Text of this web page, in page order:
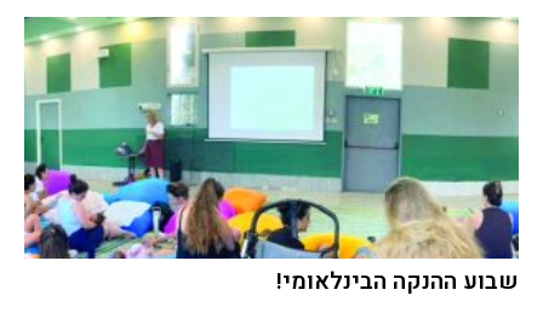
שבוע ההנקה הבינלאומי!